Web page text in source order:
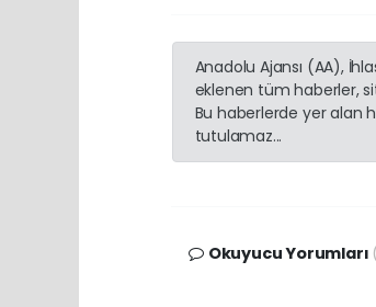
Anadolu Ajansı (AA),
eklenen tüm haberler,
Bu haberlerde yer alan
tutulamaz...
Okuyucu Yorumları